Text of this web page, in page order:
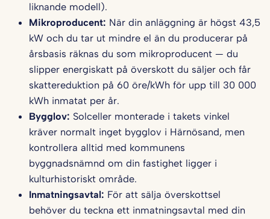
liknande modell).
Mikroproducent: När din anläggning är högst 43,5
kW och du tar ut mindre el än du producerar på
årsbasis räknas du som mikroproducent — du
slipper energiskatt på överskott du säljer och får
skattereduktion på 60 öre/kWh för upp till 30 000
kWh inmatat per år.
Bygglov: Solceller monterade i takets vinkel
kräver normalt inget bygglov i Härnösand, men
kontrollera alltid med kommunens
byggnadsnämnd om din fastighet ligger i
kulturhistoriskt område.
Inmatningsavtal: För att sälja överskottsel
behöver du teckna ett inmatningsavtal med din